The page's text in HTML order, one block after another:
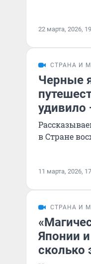
22 марта, 2026,
СТРАНА И
Черные
удивило
в Стране
11 марта, 2026,
СТРАНА И
Японии
сколько